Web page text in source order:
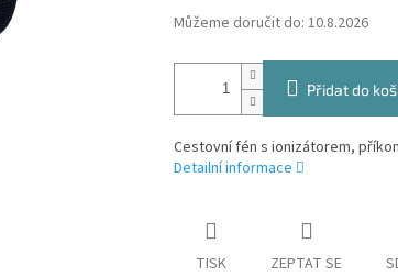
Můžeme doručit do: 10.8.2026
Přidat do
Cestovní fén s ionizátorem,
Detailní informace
TISK ZEPTAT SE